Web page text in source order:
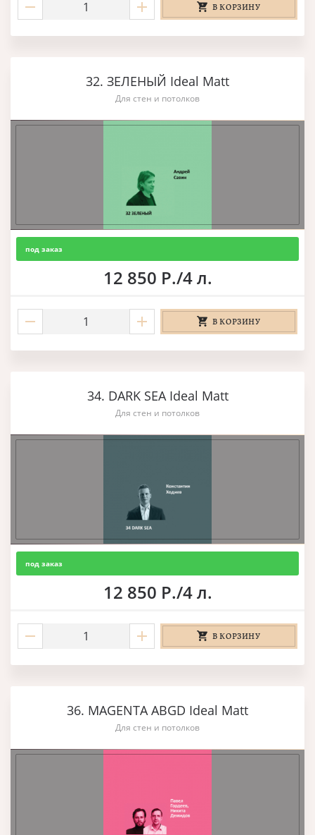
В КОРЗИНУ
32. ЗЕЛЕНЫЙ Ideal Matt
Для стен и потолков
под заказ
12 850 Р./4 л.
В КОРЗИНУ
34. DARK SEA Ideal Matt
Для стен и потолков
под заказ
12 850 Р./4 л.
В КОРЗИНУ
36. MAGENTA ABGD Ideal Matt
Для стен и потолков